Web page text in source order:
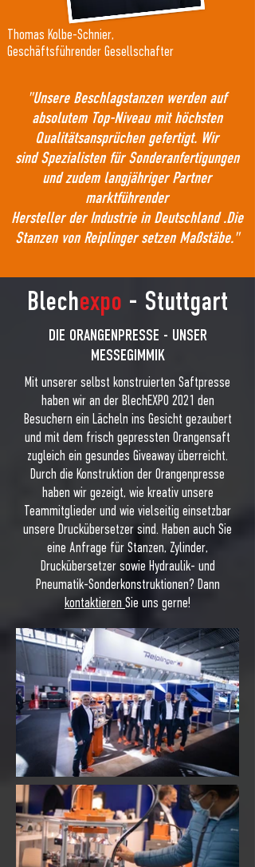
Thomas Kolbe-Schnier,
Geschäftsführender Gesellschafter
"Unsere Beschlagstanzen werden auf
absolutem Top-Niveau mit höchsten
Qualitätsansprüchen gefertigt. Wir
sind Spezialisten für Sonderanfertigungen
und zudem langjähriger Partner
marktführender
Hersteller der Industrie in Deutschland .Die
Stanzen von Reiplinger setzen Maßstäbe."
Blechexpo - Stuttgart
DIE ORANGENPRESSE - UNSER
MESSEGIMMIK
Mit unserer selbst konstruierten Saftpresse
haben wir an der BlechEXPO 2021 den
Besuchern ein Lächeln ins Gesicht gezaubert
und mit dem frisch gepressten Orangensaft
zugleich ein gesundes Giveaway überreicht.
Durch die Konstruktion der Orangenpresse
haben wir gezeigt, wie kreativ unsere
Teammitglieder und wie vielseitig einsetzbar
unsere Druckübersetzer sind. Haben auch Sie
eine Anfrage für Stanzen, Zylinder,
Druckübersetzer sowie Hydraulik- und
Pneumatik-Sonderkonstruktionen? Dann
kontaktieren Sie uns gerne!